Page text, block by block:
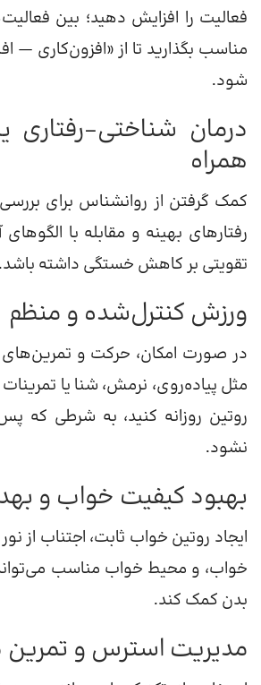
فعالیت را افزایش دهید؛ بین
مناسب بگذارید تا از «افزون‌کاری —
شود.
درمان شناختی–رفتاری
همراه
کمک گرفتن از روانشناس برای بررسی
رفتارهای بهینه و مقابله با الگوهای
تقویتی بر کاهش خستگی داشته باشد.
ورزش کنترل‌شده و منظم
در صورت امکان، حرکت و
مثل پیاده‌روی، نرمش، شنا یا
روتین روزانه کنید، به شرطی که
نشود.
بهبود کیفیت خواب و
ایجاد روتین خواب ثابت، اجتناب از
خواب، و محیط خواب مناسب
بدن کمک کند.
مدیریت استرس و